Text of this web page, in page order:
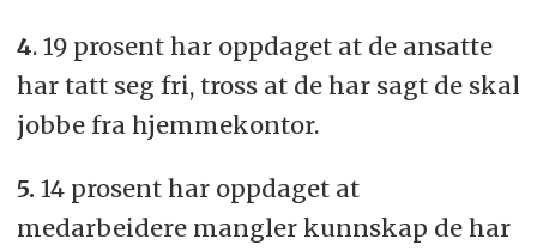
4. 19 prosent har oppdaget at de ansatte
har tatt seg fri, tross at de har sagt de skal
jobbe fra hjemmekontor.
5. 14 prosent har oppdaget at
medarbeidere mangler kunnskap de har